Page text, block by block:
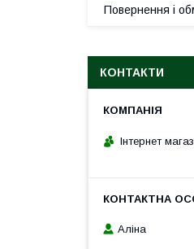
Повернення і
КОНТАКТИ
Інтернет
Аліна